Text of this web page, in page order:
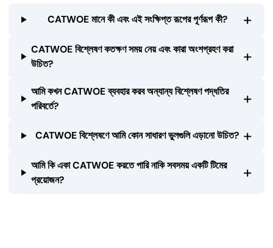
CATWOE মানে কী এবং এই সংক্ষিপ্ত রূপের পূর্ণরূপ কী? +
CATWOE বিশ্লেষণ কতক্ষণ সময় নেয় এবং কারা অংশগ্রহণ করা
উচিত?
+
আমি কখন CATWOE ব্যবহার করব অন্যান্য বিশ্লেষণ পদ্ধতির
পরিবর্তে?
+
CATWOE বিশ্লেষণে আমি কোন সাধারণ ভুলগুলি এড়ানো উচিত? +
আমি কি একা CATWOE করতে পারি নাকি সবসময় একটি টিমের
প্রয়োজন?
+